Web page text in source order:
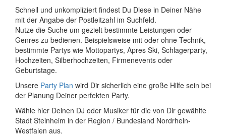
Schnell und unkompliziert findest Du Diese in Deiner Nähe
mit der Angabe der Postleitzahl im Suchfeld.
Nutze die Suche um gezielt bestimmte Leistungen oder
Genres zu bedienen. Beispielsweise mit oder ohne Technik,
bestimmte Partys wie Mottopartys, Apres Ski, Schlagerparty,
Hochzeiten, Silberhochzeiten, Firmenevents oder
Geburtstage.
Unsere Party Plan wird Dir sicherlich eine große Hilfe sein bei
der Planung Deiner perfekten Party.
Wähle hier Deinen DJ oder Musiker für die von Dir gewählte
Stadt Steinheim in der Region / Bundesland Nordrhein-
Westfalen aus.